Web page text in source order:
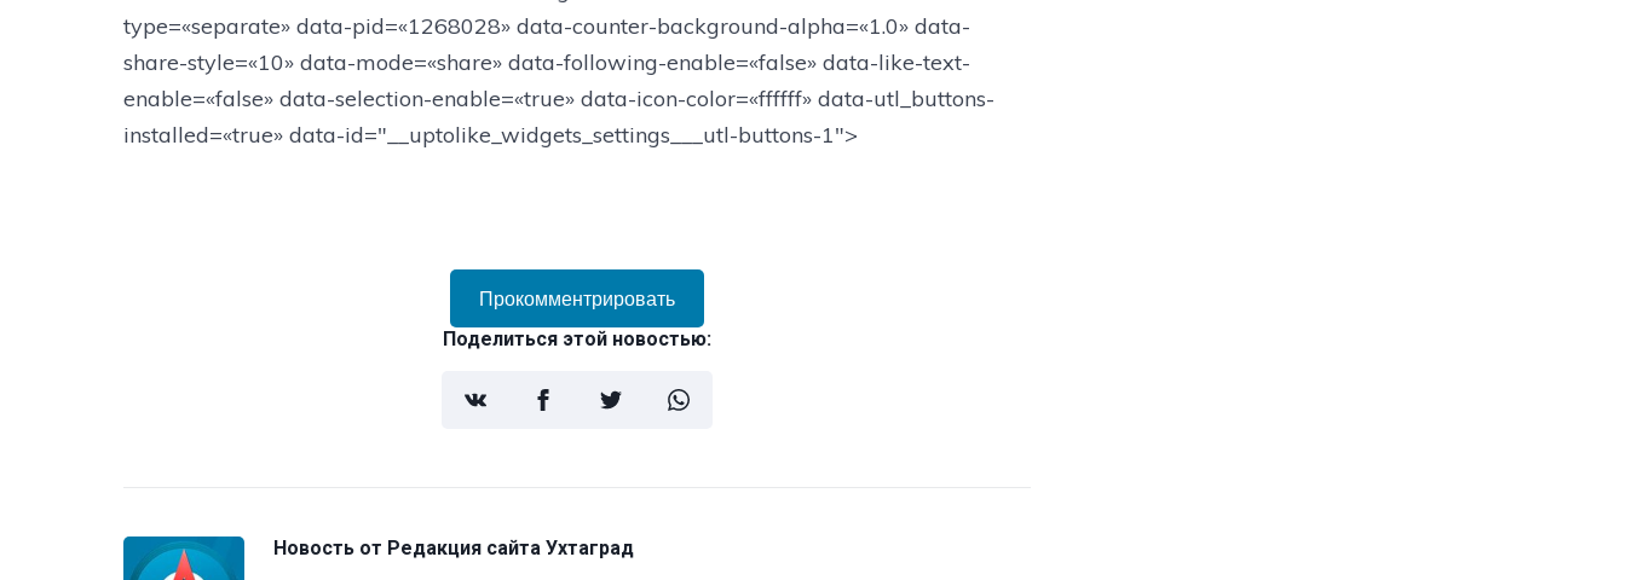
type=«separate» data-pid=«1268028» data-counter-background-alpha=«1.0» data-
share-style=«10» data-mode=«share» data-following-enable=«false» data-like-text-
enable=«false» data-selection-enable=«true» data-icon-color=«ffffff» data-utl_buttons-
installed=«true» data-id="__uptolike_widgets_settings___utl-buttons-1">
Прокомментрировать
Поделиться этой новостью:
Новость от Редакция сайта Ухтаград